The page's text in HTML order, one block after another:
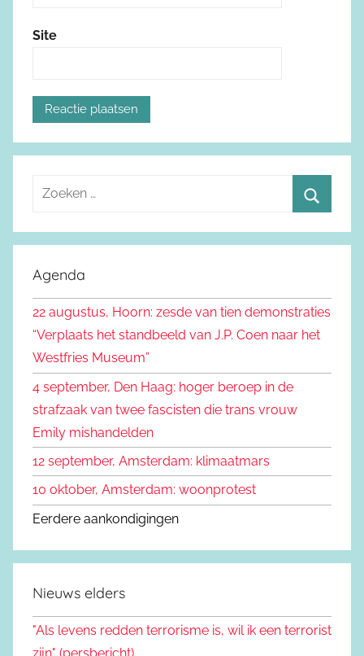
Site
e
e
n
r
:
o
e
n
Agenda
22 augustus, Hoorn: zesde van tien demonstraties
“Verplaats het standbeeld van J.P. Coen naar het
Westfries Museum”
4 september, Den Haag: hoger beroep in de
strafzaak van twee fascisten die trans vrouw
Emily mishandelden
12 september, Amsterdam: klimaatmars
10 oktober, Amsterdam: woonprotest
Eerdere aankondigingen
Nieuws elders
"Als levens redden terrorisme is, wil ik een terrorist